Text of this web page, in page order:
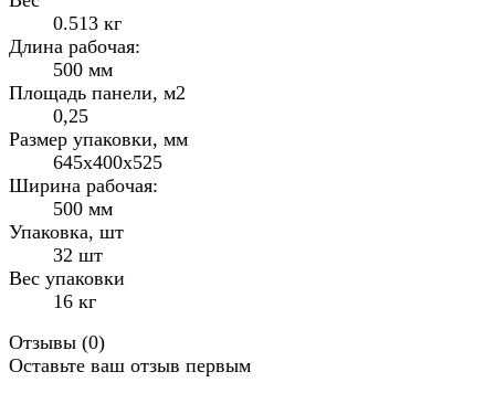
0.513 кг
Длина рабочая:
500 мм
Площадь панели, м2
0,25
Размер упаковки, мм
645x400x525
Ширина рабочая:
500 мм
Упаковка, шт
32 шт
Вес упаковки
16 кг
Отзывы (0)
Оставьте ваш отзыв первым